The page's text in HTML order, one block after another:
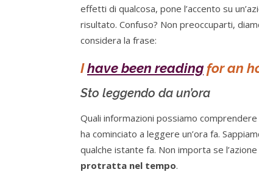
effetti di qualcosa, pone l’accento su
risultato. Confuso? Non preoccuparti,
considera la frase:
Ihave been readingfor an
Sto leggendo da un’ora
Quali informazioni possiamo
ha cominciato a leggere un’ora fa.
qualche istante fa. Non importa se
protratta nel tempo.